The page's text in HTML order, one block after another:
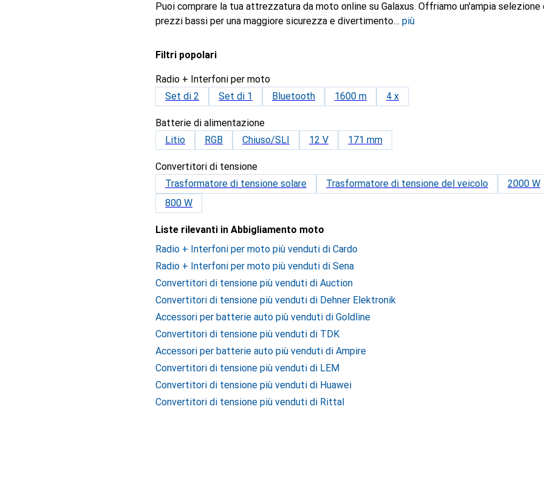
Puoi comprare la tua attrezzatura da moto online su Galaxus. Offriamo un'ampia selezione
prezzi bassi per una maggiore sicurezza e divertimento
più
Filtri popolari
Radio + Interfoni per moto
Set di 2
Set di 1 Bluetooth 1600 m 4 x
Batterie di alimentazione
Litio
RGB Chiuso/SLI 12 V 171 mm
Convertitori di tensione
Trasformatore di tensione solare
Trasformatore di tensione del veicolo
2000 W
800 W
Liste rilevanti in Abbigliamento moto
Radio + Interfoni per moto più venduti di Cardo
Radio + Interfoni per moto più venduti di Sena
Convertitori di tensione più venduti di Auction
Convertitori di tensione più venduti di Dehner Elektronik
Accessori per batterie auto più venduti di Goldline
Convertitori di tensione più venduti di TDK
Accessori per batterie auto più venduti di Ampire
Convertitori di tensione più venduti di LEM
Convertitori di tensione più venduti di Huawei
Convertitori di tensione più venduti di Rittal